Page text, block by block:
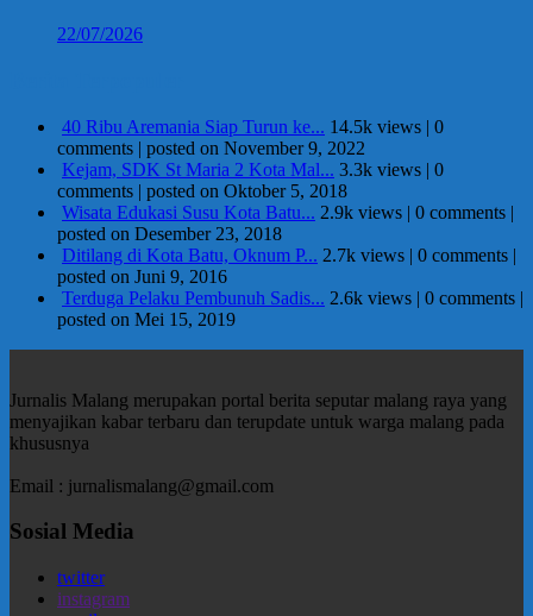
22/07/2026
40 Ribu Aremania Siap Turun ke... 14.5k views | 0
comments | posted on November 9, 2022
Kejam, SDK St Maria 2 Kota Mal... 3.3k views | 0
comments | posted on Oktober 5, 2018
Wisata Edukasi Susu Kota Batu... 2.9k views | 0 comments |
posted on Desember 23, 2018
Ditilang di Kota Batu, Oknum P... 2.7k views | 0 comments |
posted on Juni 9, 2016
Terduga Pelaku Pembunuh Sadis... 2.6k views | 0 comments |
posted on Mei 15, 2019
Jurnalis Malang merupakan portal berita seputar malang raya yang
menyajikan kabar terbaru dan terupdate untuk warga malang pada
khususnya
Email : jurnalismalang@gmail.com
Sosial Media
twitter
instagram